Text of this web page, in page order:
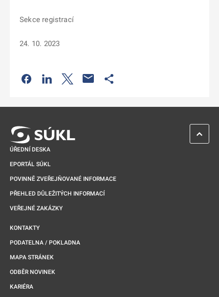
Sekce registrací
24. 10. 2023
Odkaz se otevře na nové kartě
Odkaz se otevře na nové kartě
Odkaz se otevře na nové kartě
ÚŘEDNÍ DESKA
EPORTÁL SÚKL
POVINNĚ ZVEŘEJŇOVANÉ INFORMACE
PŘEHLED DŮLEŽITÝCH INFORMACÍ
VEŘEJNÉ ZAKÁZKY
KONTAKTY
PODATELNA / POKLADNA
MAPA STRÁNEK
ODBĚR NOVINEK
KARIÉRA
ZPĚT